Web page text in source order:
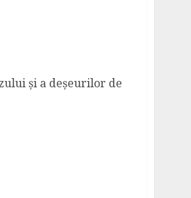
și a deșeurilor de